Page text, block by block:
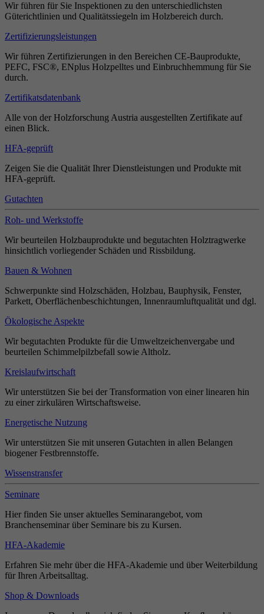
Wir führen für Sie Inspektionen zu den unterschiedlichsten
Güterichtlinien und Qualitätssiegeln im Holzbereich durch.
Zertifizierungsleistungen
Wir führen Zertifizierungen in den Bereichen CE-Bauprodukte,
PEFC, FSC®, ENplus Holzpelltes und Einbruchhemmung für Sie
durch.
Zertifikatsdatenbank
Alle von der Holzforschung Austria ausgestellten Zertifikate auf
einen Blick.
HFA-geprüft
Zeigen Sie die Qualität Ihrer Dienstleistungen und Produkte mit
HFA-geprüft.
Gutachten
Roh- und Werkstoffe
Wir beurteilen Holzbauprodukte und begutachten Holztragwerke
hinsichtlich vorliegender Schäden und Rissbildung.
Bauen & Wohnen
Schwerpunkte sind Holzschäden, Holzbau, Bauphysik, Fenster,
Parkett, Oberflächenbeschichtungen, Innenraumluftqualität und dgl.
Ökologische Aspekte
Wir begutachten Produkte für die Umweltzeichenvergabe und
beurteilen Schimmelpilzbefall sowie Altholz.
Kreislaufwirtschaft
Wir unterstützen Sie bei der Transformation von einer linearen hin
zu einer zirkulären Wirtschaftsweise.
Energetische Nutzung
Wir unterstützen Sie mit unseren Gutachten in allen Belangen
biogener Festbrennstoffe.
Wissenstransfer
Seminare
Hier finden Sie unser aktuelles Seminarangebot, vom
Branchenseminar über Seminare bis zu Kursen.
HFA-Akademie
Erfahren Sie mehr über die HFA-Akademie und über Weiterbildung
für Ihren Arbeitsalltag.
Shop & Downloads